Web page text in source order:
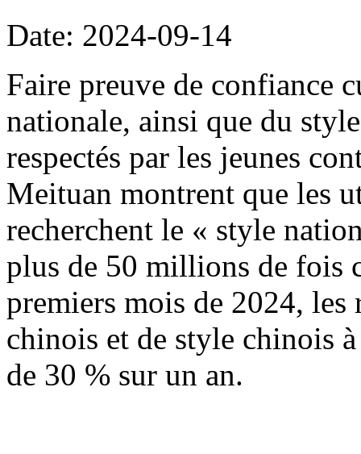
Date: 2024-09-14
Faire preuve de confiance
nationale, ainsi que du
respectés par les jeunes
Meituan montrent que les
recherchent le « style
plus de 50 millions de fois
premiers mois de 2024, les
chinois et de style chinois
de 30 % sur un an.